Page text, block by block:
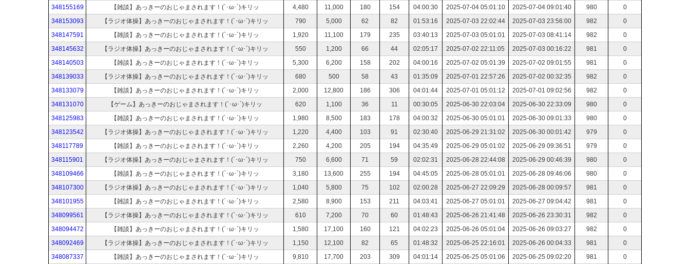
348155169
【雑談】あっきーのおじゃまされます！(`･ω･´)キリッ 4,480 11,000 180 154 04:00:30 2025-07-04 05:01:10 2025-07-04 09:01:40 980
0
348153093
【ラジオ体操】あっきーのおじゃまされます！(`･ω･´)キリッ 790 5,000 62 82 01:53:16 2025-07-03 22:02:44 2025-07-03 23:56:00 982
0
348147591
【雑談】あっきーのおじゃまされます！(`･ω･´)キリッ 1,920 11,100 179 235 03:40:13 2025-07-03 05:01:01 2025-07-03 08:41:14 982
0
348145632
【ラジオ体操】あっきーのおじゃまされます！(`･ω･´)キリッ 550 1,200 66 44 02:05:17 2025-07-02 22:11:05 2025-07-03 00:16:22 981
0
348140503
【雑談】あっきーのおじゃまされます！(`･ω･´)キリッ 5,300 6,200 158 202 04:00:16 2025-07-02 05:01:39 2025-07-02 09:01:55 981
0
348139033
【ラジオ体操】あっきーのおじゃまされます！(`･ω･´)キリッ 680 500 58 43 01:35:09 2025-07-01 22:57:26 2025-07-02 00:32:35 982
0
348133079
【雑談】あっきーのおじゃまされます！(`･ω･´)キリッ 2,000 12,800 186 306 04:01:44 2025-07-01 05:01:12 2025-07-01 09:02:56 982
0
348131070
【ゲーム】あっきーのおじゃまされます！(`･ω･´)キリッ 620 1,100 36 11 00:30:05 2025-06-30 22:03:04 2025-06-30 22:33:09 980
0
348125983
【雑談】あっきーのおじゃまされます！(`･ω･´)キリッ 1,980 8,500 183 178 04:00:32 2025-06-30 05:01:01 2025-06-30 09:01:33 980
0
348123542
【ラジオ体操】あっきーのおじゃまされます！(`･ω･´)キリッ 1,220 4,400 103 91 02:30:40 2025-06-29 21:31:02 2025-06-30 00:01:42 979
0
348117789
【雑談】あっきーのおじゃまされます！(`･ω･´)キリッ 2,260 4,200 205 194 04:35:49 2025-06-29 05:01:02 2025-06-29 09:36:51 979
0
348115901
【ラジオ体操】あっきーのおじゃまされます！(`･ω･´)キリッ 750 6,600 71 59 02:02:31 2025-06-28 22:44:08 2025-06-29 00:46:39 980
0
348109466
【雑談】あっきーのおじゃまされます！(`･ω･´)キリッ 3,180 13,600 255 194 04:45:05 2025-06-28 05:01:01 2025-06-28 09:46:06 980
0
348107300
【ラジオ体操】あっきーのおじゃまされます！(`･ω･´)キリッ 1,040 5,800 75 102 02:00:28 2025-06-27 22:09:29 2025-06-28 00:09:57 981
0
348101955
【雑談】あっきーのおじゃまされます！(`･ω･´)キリッ 2,580 8,900 153 211 04:03:41 2025-06-27 05:01:01 2025-06-27 09:04:42 981
0
348099561
【ラジオ体操】あっきーのおじゃまされます！(`･ω･´)キリッ 610 7,200 70 60 01:48:43 2025-06-26 21:41:48 2025-06-26 23:30:31 982
0
348094472
【雑談】あっきーのおじゃまされます！(`･ω･´)キリッ 1,580 17,100 160 121 04:02:23 2025-06-26 05:01:04 2025-06-26 09:03:27 982
0
348092469
【ラジオ体操】あっきーのおじゃまされます！(`･ω･´)キリッ 1,150 12,100 82 65 01:48:32 2025-06-25 22:16:01 2025-06-26 00:04:33 981
0
348087337
【雑談】あっきーのおじゃまされます！(`･ω･´)キリッ 9,810 17,700 203 309 04:01:14 2025-06-25 05:01:06 2025-06-25 09:02:20 981
0